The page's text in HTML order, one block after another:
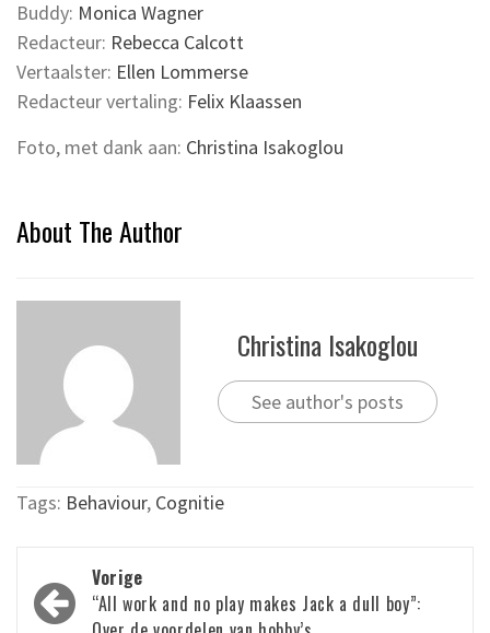
Buddy: Monica Wagner
Redacteur: Rebecca Calcott
Vertaalster: Ellen Lommerse
Redacteur vertaling: Felix Klaassen
Foto, met dank aan: Christina Isakoglou
About The Author
Christina Isakoglou
See author's posts
Tags: Behaviour, Cognitie
Bericht
navigatie
Vorige
“All work and no play makes Jack a dull boy”: